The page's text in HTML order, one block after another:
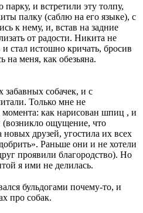
и встретили эту толпу,
палку (саблю на его языке), с
к нему, и, встав на задние
от радости. Никита не
стал истошно кричать, бросив
на меня, как обезьяна.
собачек, и с
Только мне не
момента: как нарисован шпиц , и
(возникло ощущение, что
новых друзей, угостила их всех
Раньше они и не хотели
проявили благородство). Но
я ими не делилась.
бульдогами почему-то, и
про собак.